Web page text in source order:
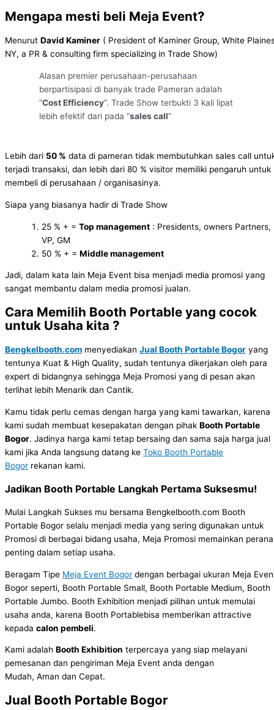
Mengapa mesti beli Meja Event?
Menurut David Kaminer ( President of Kaminer Group, White
NY, a PR & consulting firm specializing in Trade Show)
Alasan premier perusahaan-perusahaan
berpartisipasi di banyak trade Pameran adalah
“Cost Efficiency”. Trade Show terbukti 3 kali lipat
lebih efektif dari pada “sales call”
Lebih dari 50 % data di pameran tidak membutuhkan sales call
terjadi transaksi, dan lebih dari 80 % visitor memiliki pengaruh untuk
membeli di perusahaan / organisasinya.
Siapa yang biasanya hadir di Trade Show
25 % + = Top management : Presidents, owners Partners,
VP, GM
50 % + = Middle management
Jadi, dalam kata lain Meja Event bisa menjadi media promosi yang
sangat membantu dalam media promosi jualan.
Cara Memilih Booth Portable yang cocok
untuk Usaha kita ?
Bengkelbooth.com menyediakan Jual Booth Portable Bogor yang
tentunya Kuat & High Quality, sudah tentunya dikerjakan oleh para
expert di bidangnya sehingga Meja Promosi yang di pesan akan
terlihat lebih Menarik dan Cantik.
Kamu tidak perlu cemas dengan harga yang kami tawarkan, karena
kami sudah membuat kesepakatan dengan pihak Booth Portable
Bogor. Jadinya harga kami tetap bersaing dan sama saja harga jual
kami jika Anda langsung datang ke Toko Booth Portable
Bogor rekanan kami.
Jadikan Booth Portable Langkah Pertama Suksesmu!
Mulai Langkah Sukses mu bersama Bengkelbooth.com Booth
Portable Bogor selalu menjadi media yang sering digunakan untuk
Promosi di berbagai bidang usaha, Meja Promosi memainkan
penting dalam setiap usaha.
Beragam Tipe Meja Event Bogor dengan berbagai ukuran Meja
Bogor seperti, Booth Portable Small, Booth Portable Medium, Booth
Portable Jumbo. Booth Exhibition menjadi pilihan untuk memulai
usaha anda, karena Booth Portablebisa memberikan attractive
kepada calon pembeli.
Kami adalah Booth Exhibition terpercaya yang siap melayani
pemesanan dan pengiriman Meja Event anda dengan
Mudah, Aman dan Cepat.
Jual Booth Portable Bogor